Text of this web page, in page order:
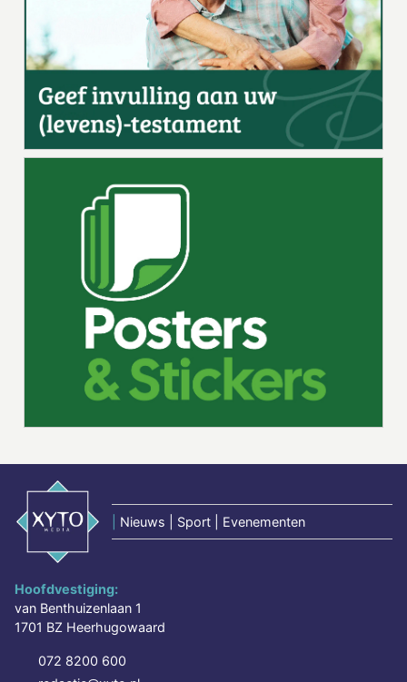
Nieuws | Sport | Evenementen
Hoofdvestiging:
van Benthuizenlaan 1
1701 BZ Heerhugowaard
072 8200 600